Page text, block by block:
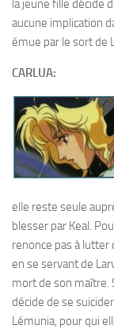
la jeune fille décide
aucune implication
émue par le sort de
CARLUA:
elle reste seule
blesser par Keal.
renonce pas à lutter
en se servant de
mort de son maître.
décide de se
Lémunia, pour qui